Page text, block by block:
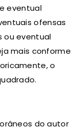
eventual
ofensas
ou eventual
mais conforme
o
do autor